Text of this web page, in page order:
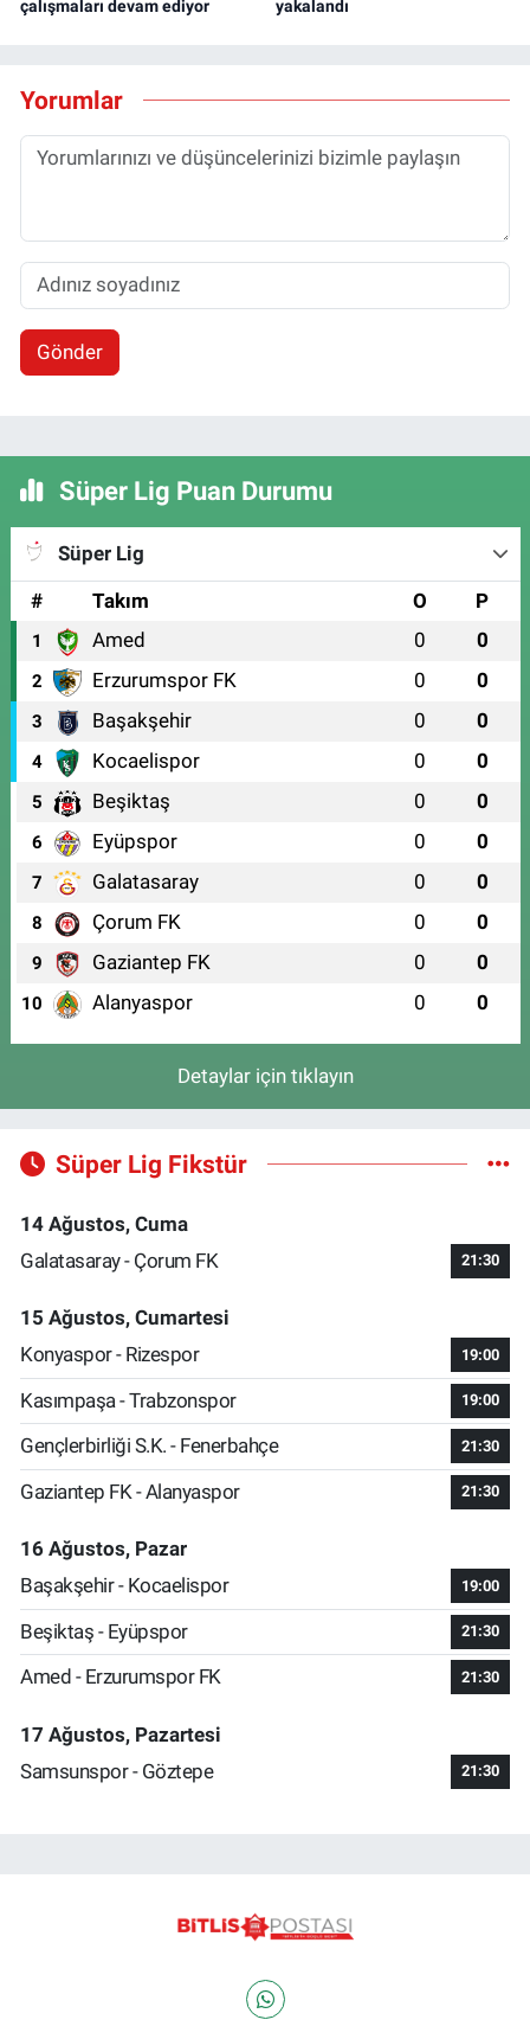
çalışmaları devam ediyor
yakalandı
Yorumlar
Gönder
Süper Lig Puan Durumu
Süper Lig
#
Takım O P
1 Amed 0 0
2 Erzurumspor FK 0 0
3 Başakşehir 0 0
4 Kocaelispor 0 0
5 Beşiktaş 0 0
6 Eyüpspor 0 0
7 Galatasaray 0 0
8 Çorum FK 0 0
9 Gaziantep FK 0 0
10 Alanyaspor 0 0
Detaylar için tıklayın
Süper Lig Fikstür
14 Ağustos, Cuma
Galatasaray - Çorum FK
21:30
15 Ağustos, Cumartesi
Konyaspor - Rizespor
19:00
Kasımpaşa - Trabzonspor 19:00
Gençlerbirliği S.K. - Fenerbahçe 21:30
Gaziantep FK - Alanyaspor 21:30
16 Ağustos, Pazar
Başakşehir - Kocaelispor
19:00
Beşiktaş - Eyüpspor 21:30
Amed - Erzurumspor FK 21:30
17 Ağustos, Pazartesi
Samsunspor - Göztepe
21:30